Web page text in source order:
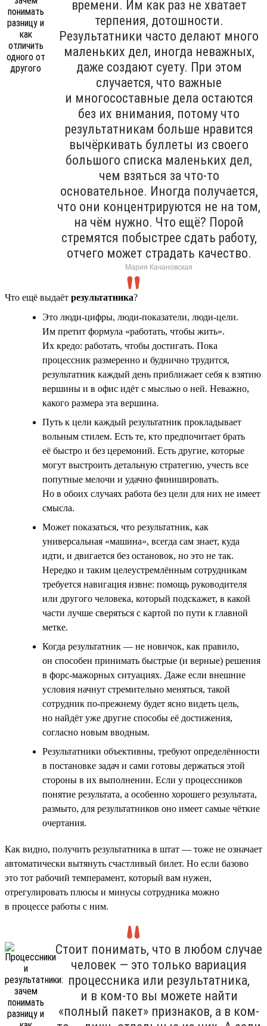
времени. Им как раз не хватает
терпения, дотошности.
Результатники часто делают много
маленьких дел, иногда неважных,
даже создают суету. При этом
случается, что важные
и многосоставные дела остаются
без их внимания, потому что
результатникам больше нравится
вычёркивать буллеты из своего
большого списка маленьких дел,
чем взяться за что-то
основательное. Иногда получается,
что они концентрируются не на том,
на чём нужно. Что ещё? Порой
стремятся побыстрее сдать работу,
отчего может страдать качество.
Мария Качановская
Что ещё выдаёт результатника?
Это люди-цифры, люди-показатели, люди-цели.
Им претит формула «работать, чтобы жить».
Их кредо: работать, чтобы достигать. Пока
процессник размеренно и буднично трудится,
результатник каждый день приближает себя к взятию
вершины и в офис идёт с мыслью о ней. Неважно,
какого размера эта вершина.
Путь к цели каждый результатник прокладывает
вольным стилем. Есть те, кто предпочитает брать
её быстро и без церемоний. Есть другие, которые
могут выстроить детальную стратегию, учесть все
попутные мелочи и удачно финишировать.
Но в обоих случаях работа без цели для них не имеет
смысла.
Может показаться, что результатник, как
универсальная «машина», всегда сам знает, куда
идти, и двигается без остановок, но это не так.
Нередко и таким целеустремлённым сотрудникам
требуется навигация извне: помощь руководителя
или другого человека, который подскажет, в какой
части лучше сверяться с картой по пути к главной
метке.
Когда результатник — не новичок, как правило,
он способен принимать быстрые (и верные) решения
в форс-мажорных ситуациях. Даже если внешние
условия начнут стремительно меняться, такой
сотрудник по-прежнему будет ясно видеть цель,
но найдёт уже другие способы её достижения,
согласно новым вводным.
Результатники объективны, требуют определённости
в постановке задач и сами готовы держаться этой
стороны в их выполнении. Если у процессников
понятие результата, а особенно хорошего результата,
размыто, для результатников оно имеет самые чёткие
очертания.
Как видно, получить результатника в штат — тоже не означает
автоматически вытянуть счастливый билет. Но если базово
это тот рабочий темперамент, который вам нужен,
отрегулировать плюсы и минусы сотрудника можно
в процессе работы с ним.
Стоит понимать, что в любом случае
человек — это только вариация
процессника или результатника,
и в ком-то вы можете найти
«полный пакет» признаков, а в ком-